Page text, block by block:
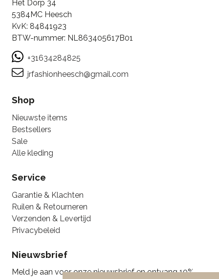
Het Dorp 34
5384MC Heesch
KvK: 84841923
BTW-nummer: NL863405617B01
+31634284825
jrfashionheesch@gmail.com
Shop
Nieuwste items
Bestsellers
Sale
Alle kleding
Service
Garantie & Klachten
Ruilen & Retourneren
Verzenden & Levertijd
Privacybeleid
Nieuwsbrief
Meld je aan voor onze nieuwsbrief en ontvang 10%